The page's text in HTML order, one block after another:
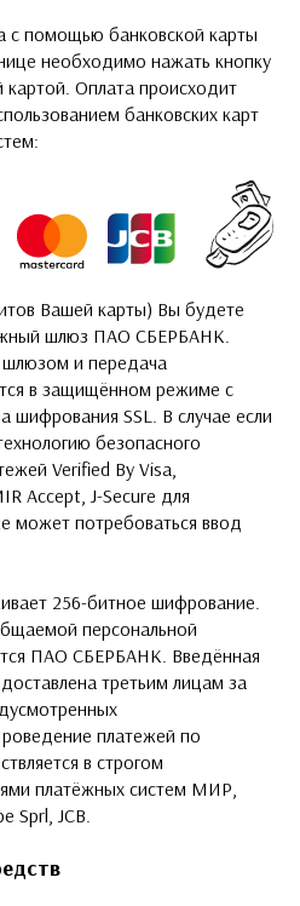
с помощью банковской карты
необходимо нажать кнопку
картой. Оплата происходит
банковских карт
Вашей карты) Вы будете
шлюз ПАО СБЕРБАНК.
и передача
в защищённом режиме с
шифрования SSL. В случае если
безопасного
Verified By Visa,
Accept, J-Secure для
может потребоваться ввод
256-битное шифрование.
персональной
ПАО СБЕРБАНК. Введённая
третьим лицам за
платежей по
в строгом
платёжных систем МИР,
Sprl, JCB.